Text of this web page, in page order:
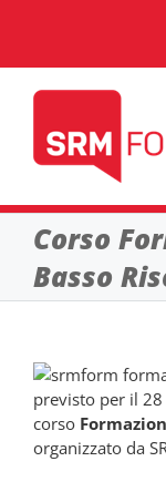
Corso
Basso
previsto per il
corso
organizzato da